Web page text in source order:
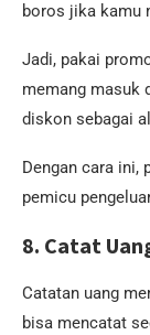
boros jika kamu
Jadi, pakai
memang masuk
diskon sebagai
Dengan cara ini,
pemicu
8. Catat
Catatan uang
bisa mencatat